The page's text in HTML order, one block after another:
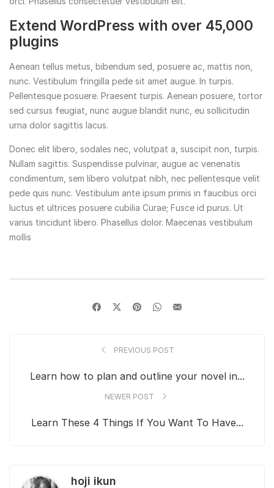
Extend WordPress with over 45,000
plugins
Aenean tellus metus, bibendum sed, posuere ac, mattis non,
nunc. Vestibulum fringilla pede sit amet augue. In turpis.
Pellentesque posuere. Praesent turpis. Aenean posuere, tortor
sed cursus feugiat, nunc augue blandit nunc, eu sollicitudin
urna dolor sagittis lacus.
Donec elit libero, sodales nec, volutpat a, suscipit non, turpis.
Nullam sagittis. Suspendisse pulvinar, augue ac venenatis
condimentum, sem libero volutpat nibh, nec pellentesque velit
pede quis nunc. Vestibulum ante ipsum primis in faucibus orci
luctus et ultrices posuere cubilia Curae; Fusce id purus. Ut
varius tincidunt libero. Phasellus dolor. Maecenas vestibulum
mollis
PREVIOUS POST
Learn how to plan and outline your novel in...
NEWER POST
Learn These 4 Things If You Want To Have...
hoji ikun